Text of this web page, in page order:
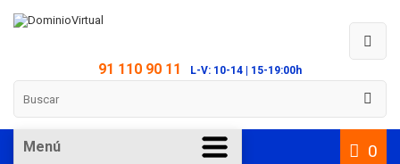
91 110 90 11 L-V: 10-14 | 15-19:00h
0
Menú